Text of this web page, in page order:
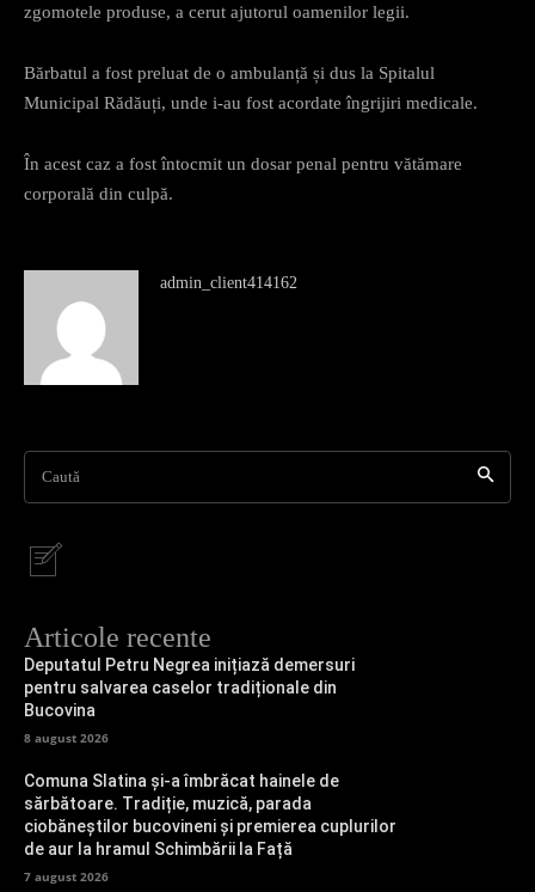
zgomotele produse, a cerut ajutorul oamenilor legii.
Bărbatul a fost preluat de o ambulanță și dus la Spitalul
Municipal Rădăuți, unde i-au fost acordate îngrijiri medicale.
În acest caz a fost întocmit un dosar penal pentru vătămare
corporală din culpă.
admin_client414162
Caută
Articole recente
Deputatul Petru Negrea inițiază demersuri
pentru salvarea caselor tradiționale din
Bucovina
8 august 2026
Comuna Slatina și-a îmbrăcat hainele de
sărbătoare. Tradiție, muzică, parada
ciobăneștilor bucovineni și premierea cuplurilor
de aur la hramul Schimbării la Față
7 august 2026